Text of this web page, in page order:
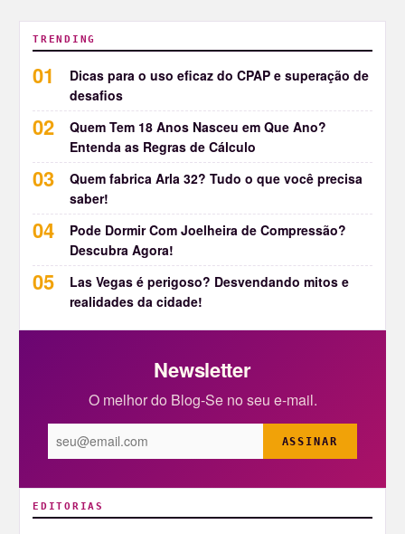
TRENDING
Dicas para o uso eficaz do CPAP e superação de
desafios
Quem Tem 18 Anos Nasceu em Que Ano?
Entenda as Regras de Cálculo
Quem fabrica Arla 32? Tudo o que você precisa
saber!
Pode Dormir Com Joelheira de Compressão?
Descubra Agora!
Las Vegas é perigoso? Desvendando mitos e
realidades da cidade!
Newsletter
O melhor do Blog-Se no seu e-mail.
ASSINAR
EDITORIAS